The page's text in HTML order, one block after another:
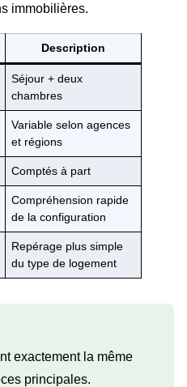
immobilières.
Description
Séjour + deux
chambres
Variable selon agences
et régions
Comptés à part
Compréhension rapide
de la configuration
Repérage plus simple
du type de logement
exactement la même
principales.